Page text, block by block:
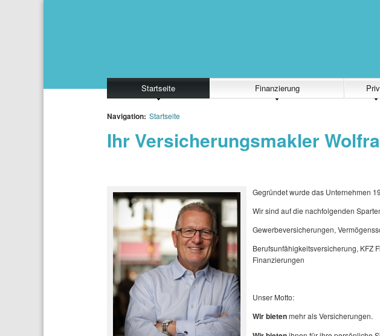
Startseite Finanzierung
Navigation: Startseite
Ihr Versicherungsmakler
Gegründet wurde das Unternehmen
Wir sind auf die nachfolgenden
Gewerbeversicherungen,
Berufsunfähigkeitsversicherung, KFZ
Finanzierungen
Unser Motto:
Wir bietenmehr als Versicherungen.